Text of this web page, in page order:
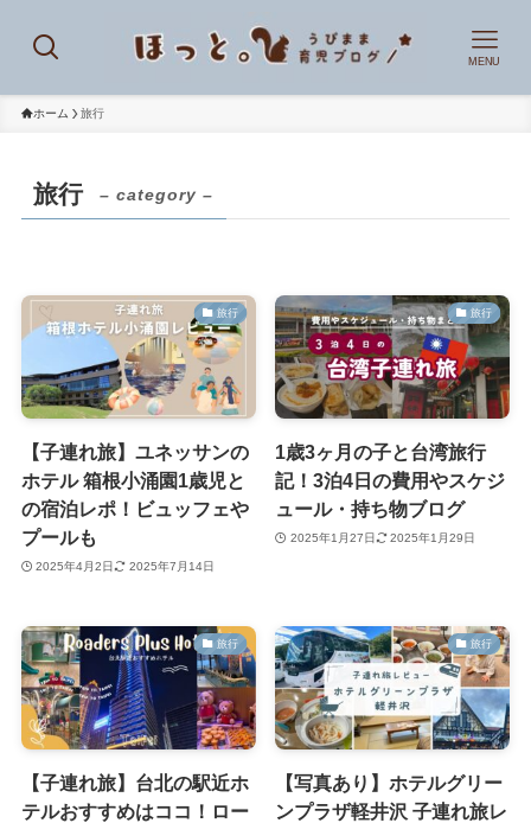
MENU
ホーム 旅行
旅行 – category –
旅行
【子連れ旅】ユネッサンの
ホテル 箱根小涌園1歳児と
の宿泊レポ！ビュッフェや
プールも
2025年4月2日 2025年7月14日
旅行
1歳3ヶ月の子と台湾旅行
記！3泊4日の費用やスケジ
ュール・持ち物ブログ
2025年1月27日 2025年1月29日
旅行
【子連れ旅】台北の駅近ホ
テルおすすめはココ！ロー
旅行
【写真あり】ホテルグリー
ンプラザ軽井沢 子連れ旅レ